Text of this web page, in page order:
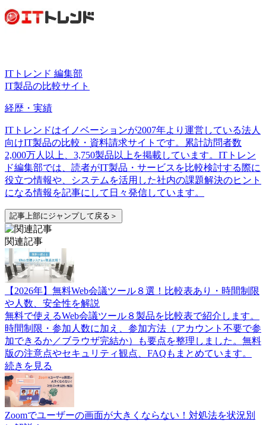
ITトレンド 編集部
IT製品の比較サイト
経歴・実績
ITトレンドはイノベーションが2007年より運営している法人
向けIT製品の比較・資料請求サイトです。累計訪問者数
2,000万人以上、3,750製品以上を掲載しています。ITトレン
ド編集部では、読者がIT製品・サービスを比較検討する際に
役立つ情報や、システムを活用した社内の課題解決のヒント
になる情報を記事にして日々発信しています。
記事上部にジャンプして戻る＞
関連記事
【2026年】無料Web会議ツール８選！比較表あり・時間制限
や人数、安全性を解説
無料で使えるWeb会議ツール８製品を比較表で紹介します。
時間制限・参加人数に加え、参加方法（アカウント不要で参
加できるか／ブラウザ完結か）も要点を整理しました。無料
版の注意点やセキュリティ観点、FAQもまとめています。
続きを見る
Zoomでユーザーの画面が大きくならない！対処法を状況別